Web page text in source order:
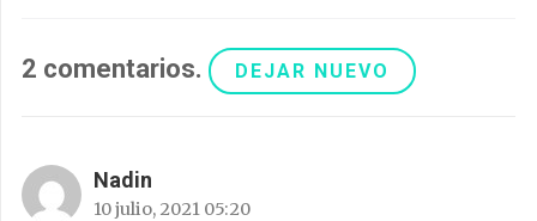
2 comentarios. DEJAR NUEVO
Nadin
10 julio, 2021 05:20